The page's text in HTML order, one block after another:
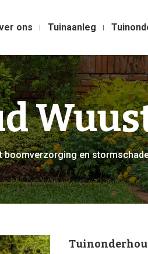
ons Tuinaanleg
boomverzorging en